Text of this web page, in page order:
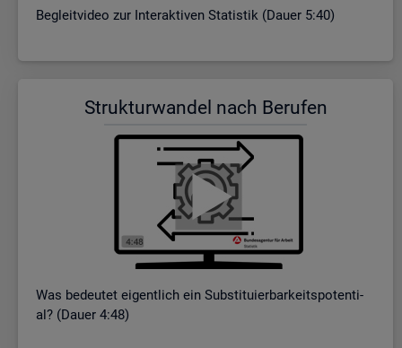
Be­gleit­vi­deo zur In­ter­ak­ti­ven Sta­tis­tik (Dauer 5:40)
Struk­tur­wan­del nach Be­ru­fen
Was be­deu­tet ei­gent­lich ein Sub­sti­tu­ier­bar­keits­po­ten­ti­
al? (Dauer 4:48)